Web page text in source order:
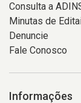
Consulta a
Minutas de
Denuncie
Fale Conosco
Informações